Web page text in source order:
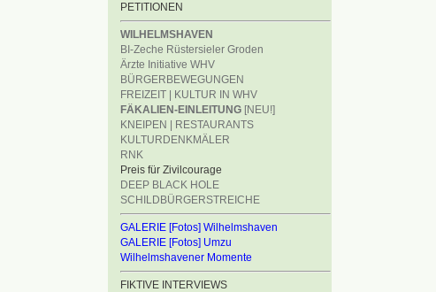
PETITIONEN
WILHELMSHAVEN
BI-Zeche Rüstersieler Groden
Ärzte Initiative WHV
BÜRGERBEWEGUNGEN
FREIZEIT | KULTUR IN WHV
FÄKALIEN-EINLEITUNG [NEU!]
KNEIPEN | RESTAURANTS
KULTURDENKMÄLER
RNK
Preis für Zivilcourage
DEEP BLACK HOLE
SCHILDBÜRGERSTREICHE
GALERIE [Fotos] Wilhelmshaven
GALERIE [Fotos] Umzu
Wilhelmshavener Momente
FIKTIVE INTERVIEWS